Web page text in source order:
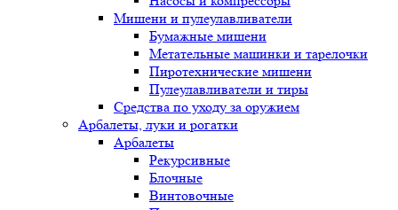
Мишени и пулеулавливатели
Бумажные мишени
Метательные машинки и тарелочки
Пиротехнические мишени
Пулеулавливатели и тиры
Средства по уходу за оружием
Арбалеты, луки и рогатки
Арбалеты
Рекурсивные
Блочные
Винтовочные